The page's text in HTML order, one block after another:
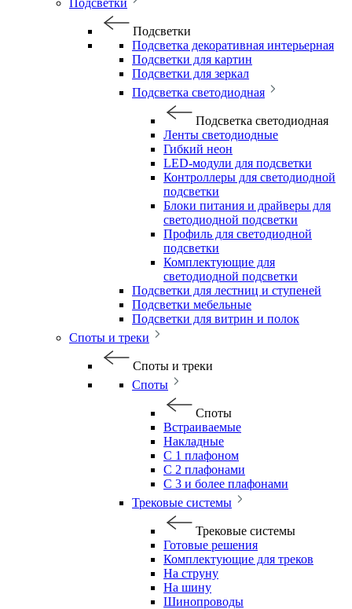
Подсветки
Подсветки
Подсветка декоративная интерьерная
Подсветки для картин
Подсветки для зеркал
Подсветка светодиодная
Подсветка светодиодная
Ленты светодиодные
Гибкий неон
LED-модули для подсветки
Контроллеры для светодиодной
подсветки
Блоки питания и драйверы для
светодиодной подсветки
Профиль для светодиодной
подсветки
Комплектующие для
светодиодной подсветки
Подсветки для лестниц и ступеней
Подсветки мебельные
Подсветки для витрин и полок
Споты и треки
Споты и треки
Споты
Споты
Встраиваемые
Накладные
С 1 плафоном
С 2 плафонами
С 3 и более плафонами
Трековые системы
Трековые системы
Готовые решения
Комплектующие для треков
На струну
На шину
Шинопроводы